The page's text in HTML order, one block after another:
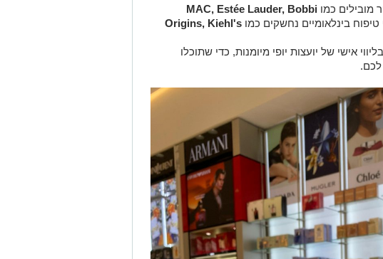
מובילים כמו MAC, Estée Lauder, Bobbi
טיפוח בינלאומיים נחשקים כמו Origins, Kiehl's
אישי של יועצות יופי מיומנות, כדי שתוכלו